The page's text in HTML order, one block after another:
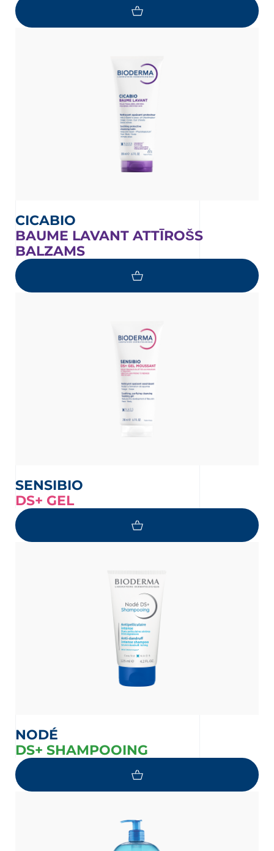
CICABIO
BAUME LAVANT ATTĪROŠS
BALZAMS
SENSIBIO
DS+ GEL
NODÉ
DS+ SHAMPOOING